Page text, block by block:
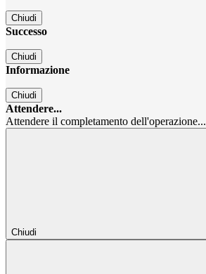
Chiudi
Successo
Chiudi
Informazione
Chiudi
Attendere...
Attendere il completamento dell'operazione...
Chiudi